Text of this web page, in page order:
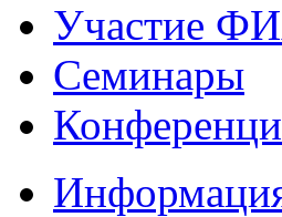
Участие
Семинары